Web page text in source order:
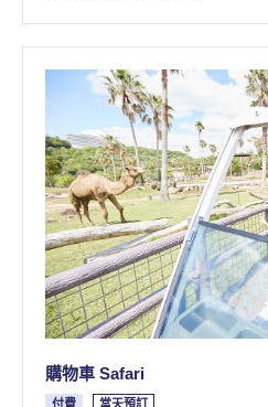
購物車 Safari
付費 當天預訂